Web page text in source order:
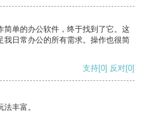
简单的办公软件，终于找到了它。这
我日常办公的所有需求。操作也很简
支持[0] 反对[0]
丰富。